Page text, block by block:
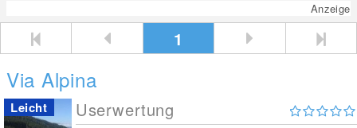
Anzeige
1
Via Alpina
Userwertung
Leicht